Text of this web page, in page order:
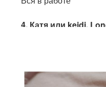
4. Катя или keidi,